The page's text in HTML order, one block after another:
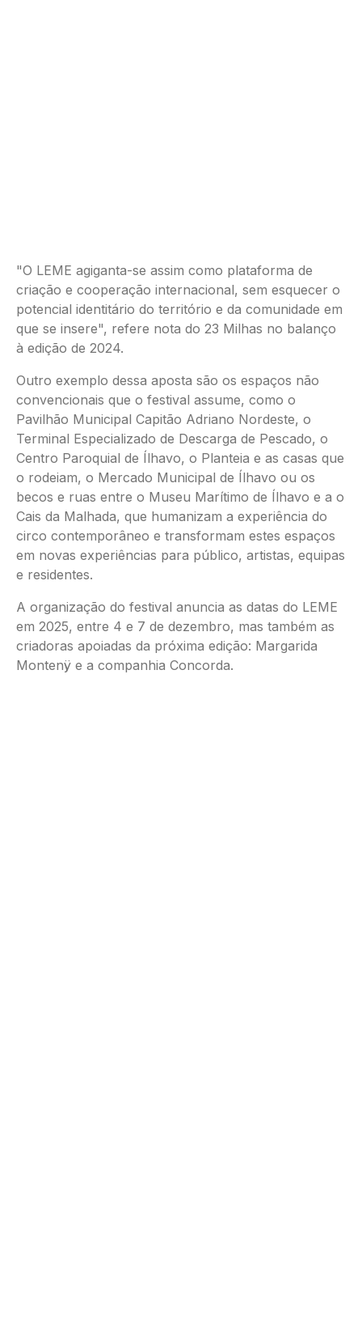
"O LEME agiganta-se assim como plataforma de
criação e cooperação internacional, sem esquecer o
potencial identitário do território e da comunidade em
que se insere", refere nota do 23 Milhas no balanço
à edição de 2024.
Outro exemplo dessa aposta são os espaços não
convencionais que o festival assume, como o
Pavilhão Municipal Capitão Adriano Nordeste, o
Terminal Especializado de Descarga de Pescado, o
Centro Paroquial de Ílhavo, o Planteia e as casas que
o rodeiam, o Mercado Municipal de Ílhavo ou os
becos e ruas entre o Museu Marítimo de Ílhavo e a o
Cais da Malhada, que humanizam a experiência do
circo contemporâneo e transformam estes espaços
em novas experiências para público, artistas, equipas
e residentes.
A organização do festival anuncia as datas do LEME
em 2025, entre 4 e 7 de dezembro, mas também as
criadoras apoiadas da próxima edição: Margarida
Montenÿ e a companhia Concorda.